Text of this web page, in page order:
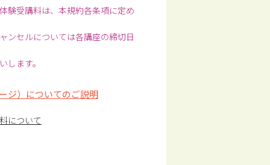
験受講料は、本規約各条項に定め
ンセルについては各講座の締切日
ます。
ジ）についてのご説明
について